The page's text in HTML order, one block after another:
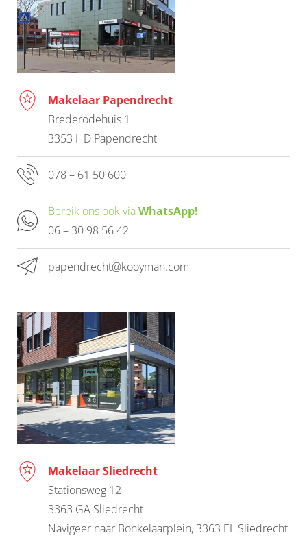
Makelaar Papendrecht
Brederodehuis 1
3353 HD Papendrecht
078 – 61 50 600
Bereik ons ook viaWhatsApp!
06 – 30 98 56 42
papendrecht@kooyman.com
Makelaar Sliedrecht
Stationsweg 12
3363 GA Sliedrecht
Navigeer naar Bonkelaarplein, 3363 EL Sliedrecht